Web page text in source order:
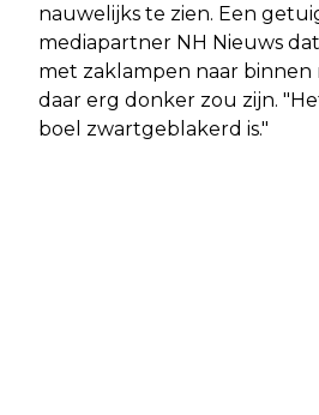
nauwelijks te zien. Een
mediapartner NH Nieuws
met zaklampen naar
daar erg donker zou zijn.
boel zwartgeblakerd is."